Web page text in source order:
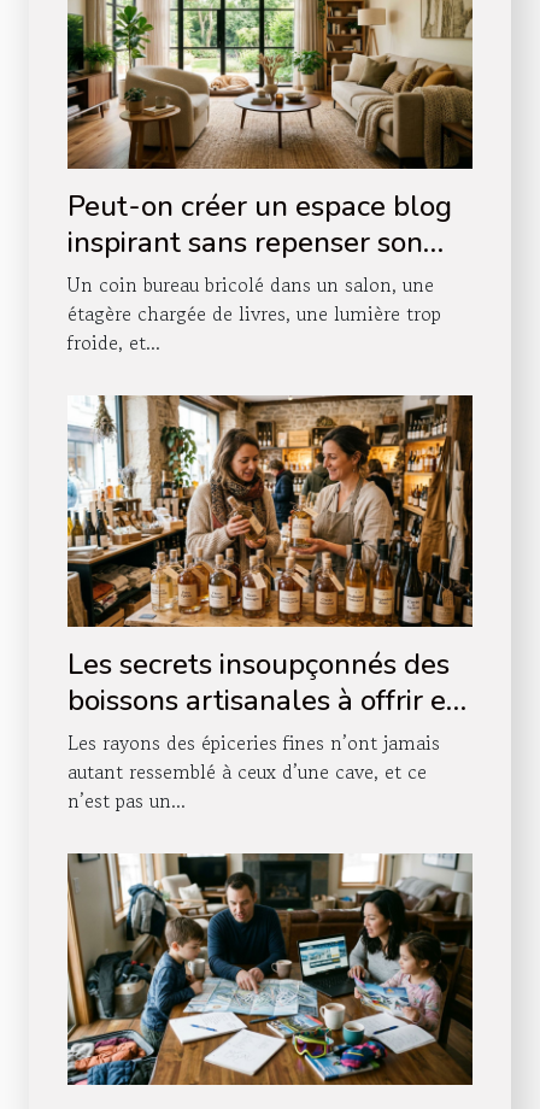
Peut-on créer un espace blog
inspirant sans repenser son
agencement intérieur ?
Un coin bureau bricolé dans un salon, une
étagère chargée de livres, une lumière trop
froide, et...
Les secrets insoupçonnés des
boissons artisanales à offrir en
boutique
Les rayons des épiceries fines n’ont jamais
autant ressemblé à ceux d’une cave, et ce
n’est pas un...